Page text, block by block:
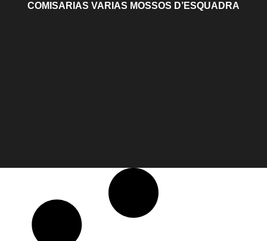
COMISARIAS VARIAS MOSSOS D’ESQUADRA